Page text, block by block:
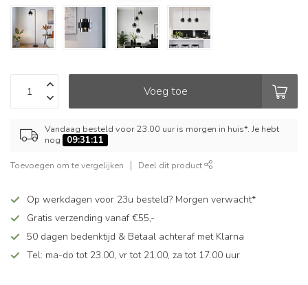
Voeg toe
Vandaag besteld voor 23.00 uur is morgen in huis*. Je hebt
nog
09:31:10
Toevoegen om te vergelijken Deel dit product
Op werkdagen voor 23u besteld? Morgen verwacht*
Gratis verzending vanaf €55,-
50 dagen bedenktijd & Betaal achteraf met Klarna
Tel: ma-do tot 23.00, vr tot 21.00, za tot 17.00 uur